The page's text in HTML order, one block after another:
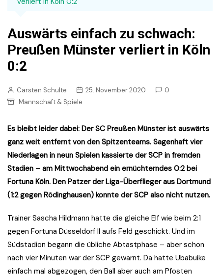
Auswärts einfach zu schwach:
Preußen Münster verliert in Köln
0:2
Carsten Schulte 25. November 2020
0
Mannschaft & Spiele
Es bleibt leider dabei: Der SC Preußen Münster ist auswärts
ganz weit entfernt von den Spitzenteams. Sagenhaft vier
Niederlagen in neun Spielen kassierte der SCP in fremden
Stadien – am Mittwochabend ein ernüchterndes 0:2 bei
Fortuna Köln. Den Patzer der Liga-Überflieger aus Dortmund
(1:2 gegen Rödinghausen) konnte der SCP also nicht nutzen.
Trainer Sascha Hildmann hatte die gleiche Elf wie beim 2:1
gegen Fortuna Düsseldorf II aufs Feld geschickt. Und im
Südstadion begann die übliche Abtastphase – aber schon
nach vier Minuten war der SCP gewarnt. Da hatte Ubabuike
einfach mal abgezogen, den Ball aber auch am Pfosten